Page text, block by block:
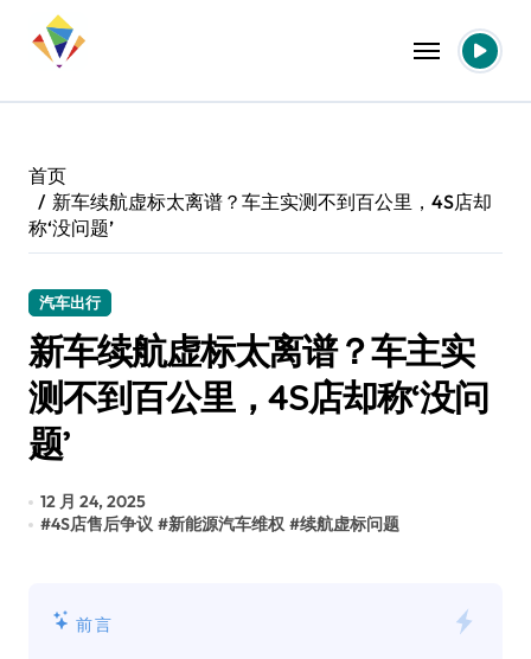
首页
新车续航虚标太离谱？车主实测不到百公里，4S店却
称‘没问题’
汽车出行
新车续航虚标太离谱？车主实
测不到百公里，4S店却称‘没问
题’
12 月 24, 2025
#4S店售后争议 #新能源汽车维权 #续航虚标问题
前言